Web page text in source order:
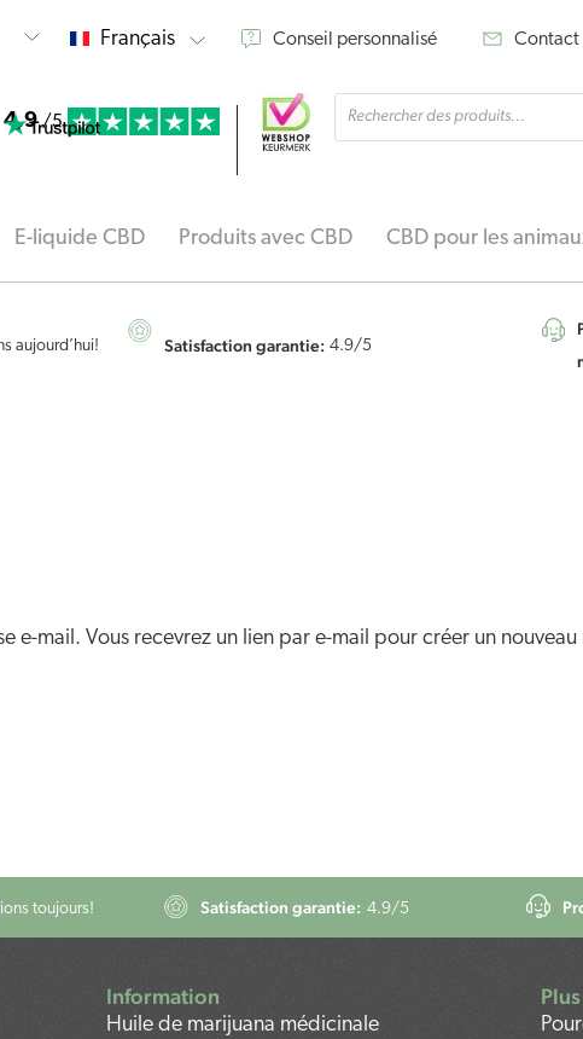
Français Conseil personnalisé Contact
4.9 /5
Recherche
de
produits
E-liquide CBD Produits avec CBD CBD pour les
aujourd’hui! Satisfaction garantie: 4.9/5
mail. Vous recevrez un lien par e-mail pour créer un
toujours! Satisfaction garantie: 4.9/5
Information
Huile de marijuana médicinale
Plus